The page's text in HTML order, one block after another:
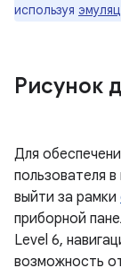
используя
Рисунок
Для
пользователя
выйти за рамки
приборной
Level 6,
возможность